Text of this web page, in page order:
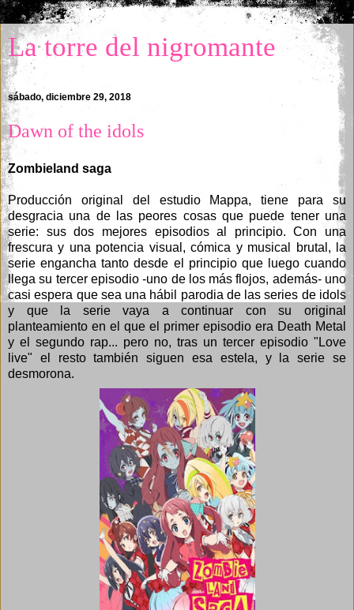
La torre del nigromante
sábado, diciembre 29, 2018
Dawn of the idols
Zombieland saga
Producción original del estudio Mappa, tiene para su
desgracia una de las peores cosas que puede tener una
serie: sus dos mejores episodios al principio. Con una
frescura y una potencia visual, cómica y musical brutal, la
serie engancha tanto desde el principio que luego cuando
llega su tercer episodio -uno de los más flojos, además- uno
casi espera que sea una hábil parodia de las series de idols
y que la serie vaya a continuar con su original
planteamiento en el que el primer episodio era Death Metal
y el segundo rap... pero no, tras un tercer episodio "Love
live" el resto también siguen esa estela, y la serie se
desmorona.